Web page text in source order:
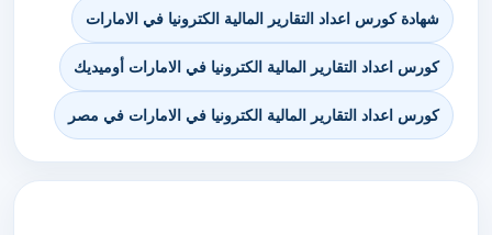
شهادة كورس اعداد التقارير المالية الكترونيا في الامارات
كورس اعداد التقارير المالية الكترونيا في الامارات أوميديك
كورس اعداد التقارير المالية الكترونيا في الامارات في مصر